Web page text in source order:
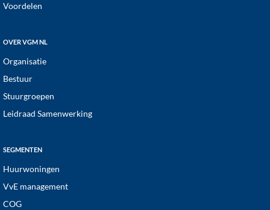
Voordelen
OVER VGM NL
Organisatie
Bestuur
Stuurgroepen
Leidraad Samenwerking
SEGMENTEN
Huurwoningen
VvE management
COG